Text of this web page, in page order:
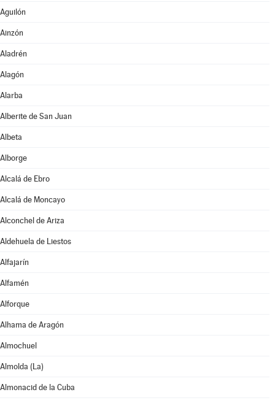
Aguilón
Ainzón
Aladrén
Alagón
Alarba
Alberite de San Juan
Albeta
Alborge
Alcalá de Ebro
Alcalá de Moncayo
Alconchel de Ariza
Aldehuela de Liestos
Alfajarín
Alfamén
Alforque
Alhama de Aragón
Almochuel
Almolda (La)
Almonacid de la Cuba